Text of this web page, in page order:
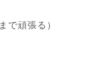
で頑張る）